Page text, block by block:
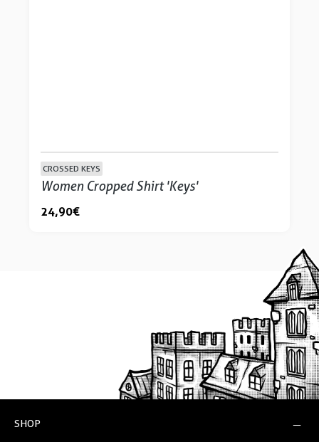
CROSSED KEYS
Women Cropped Shirt 'Keys'
24,90 €
SHOP